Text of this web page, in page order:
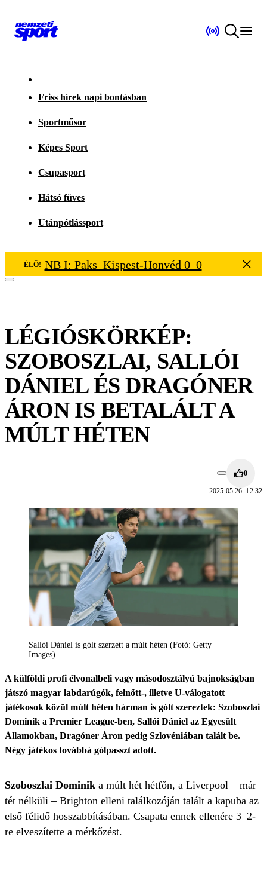
Friss hírek napi bontásban
Sportműsor
Képes Sport
Csupasport
Hátsó füves
Utánpótlássport
ÉLŐ! NB I: Paks–Kispest-Honvéd 0–0
LÉGIÓSKÖRKÉP:
SZOBOSZLAI, SALLÓI
DÁNIEL ÉS DRAGÓNER
ÁRON IS BETALÁLT A
MÚLT HÉTEN
0
2025.05.26. 12:32
Sallói Dániel is gólt szerzett a múlt héten (Fotó: Getty
Images)
A külföldi profi élvonalbeli vagy másodosztályú bajnokságban
játszó magyar labdarúgók, felnőtt-, illetve U-válogatott
játékosok közül múlt héten hárman is gólt szereztek: Szoboszlai
Dominik a Premier League-ben, Sallói Dániel az Egyesült
Államokban, Dragóner Áron pedig Szlovéniában talált be.
Négy játékos továbbá gólpasszt adott.
Szoboszlai Dominik a múlt hét hétfőn, a Liverpool – már
tét nélküli – Brighton elleni találkozóján talált a kapuba az
első félidő hosszabbításában. Csapata ennek ellenére 3–2-
re elveszítette a mérkőzést.